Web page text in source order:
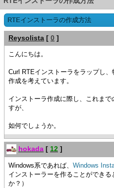
RTEインストーラの作成方法
Reysolista [ 0 ]
こんにちは。
Curl RTEインストーラをラップし
作成を考えています。
インストーラ作成に際し、これま
すが、
如何でしょうか。
hokada [ 12 ]
Windows系であれば、 Windows
インストーラーを作ることができ
か？）